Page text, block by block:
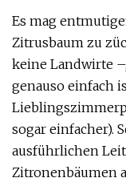
Es mag
Zitrusbaum zu
keine Landwirte
genauso einfach
sogar einfacher).
ausführlichen
Zitronenbäumen